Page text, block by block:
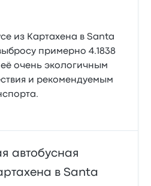
из Картахена в Santa
примерно 4.1838
её очень экологичным
и рекомендуемым
автобусная
в Santa